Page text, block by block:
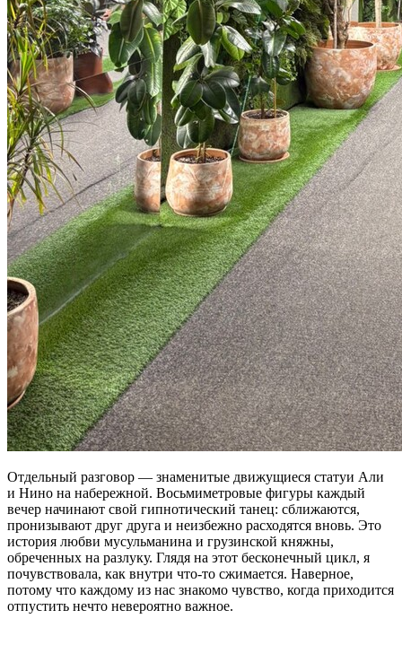
Отдельный разговор — знаменитые движущиеся статуи Али
и Нино на набережной. Восьмиметровые фигуры каждый
вечер начинают свой гипнотический танец: сближаются,
пронизывают друг друга и неизбежно расходятся вновь. Это
история любви мусульманина и грузинской княжны,
обреченных на разлуку. Глядя на этот бесконечный цикл, я
почувствовала, как внутри что-то сжимается. Наверное,
потому что каждому из нас знакомо чувство, когда приходится
отпустить нечто невероятно важное.